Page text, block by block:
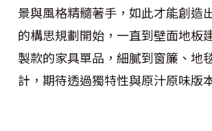
景與風格精髓著手，如此才能創造
的構思規劃開始，一直到壁面地板
製款的家具單品，細膩到窗簾、地
計，期待透過獨特性與原汁原味版